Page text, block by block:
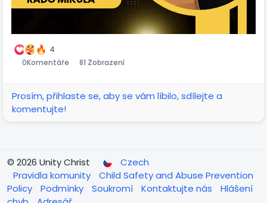
4
0Komentáře 81 Zobrazení
Prosím, přihlaste se, aby se vám líbilo, sdílejte a
komentujte!
© 2026 Unity Christ
Czech
Pravidla komunity
Child Safety and Abuse Prevention
Policy
Podmínky Soukromí Kontaktujte nás
Hlášení